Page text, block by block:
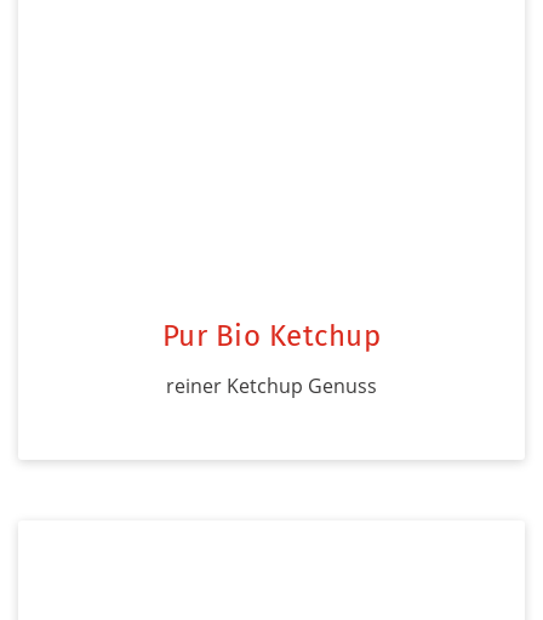
Pur Bio Ketchup
reiner Ketchup Genuss